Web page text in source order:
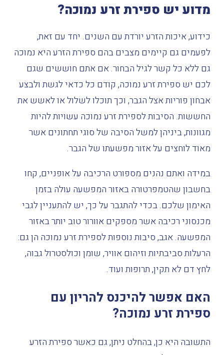
מדוע יש ספירתזרע נמוכה?
כידוע,איכותהזרע יורדת עם השנים. יחד עם זאת,
לפעמים גם קיימים מצביםבהם ספירתהזרעהיא נמוכה
גםללא כל קשרלגילהבחור.אםאתם חוששים שגם
לכם יש ספירתזרע נמוכה, קודם כל כדאילגשת ולבצע
אבחון פוריותאצלהגבר, וכךתוכלולשלולאולאששאת
החששות. הסיבותלספירתזרע נמוכה עשויותלהיות
מגוונות,ביניהןלמשלהסיבה שלסוגיתחתוניםאשר
מאודלוחצים עלאזורמפשעתו שלהגבר.
במידה ואתם נהנים מספורט הרכיבה עלאופניים, קחו
בחשבון שהטמפרטורהבאזורהמפשעה עולהבזמן
האימון שלכם.בכדילהתגבר על כך, ישלהתענייןלגבי
מכנסונירכיבהאשרמספקיםאוורורטוב יותרבאזור
המפשעה.אגב,סיבות נוספותלספירתזרע נמוכה הןגם:
הרעלותסביבתיות וזיהוםאוויר, שומן וכולסטרולגבוה,
לחץדםלא תקין,תרופות ועוד.
האם אפשר להיכנס להריון עם
ספירת זרע נמוכה?
התשובה היא כן, בהחלט ניתן, גם כאשר ספירת הזרע